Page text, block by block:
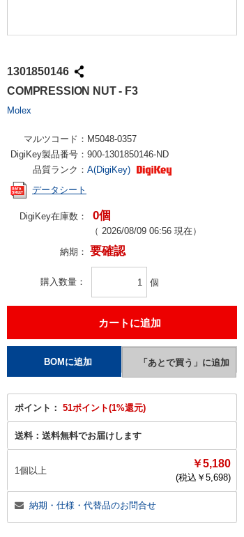
1301850146
COMPRESSION NUT - F3
Molex
マルツコード： M5048-0357
DigiKey製品番号： 900-1301850146-ND
品質ランク： A(DigiKey)
データシート
DigiKey在庫数： 0個
（ 2026/08/09 06:56 現在）
納期： 要確認
購入数量 個
ポイント： 51ポイント(1%還元)
送料： 送料無料でお届けします
1個以上
￥5,180
(税込￥ 5,698)
納期・仕様・代替品のお問合せ